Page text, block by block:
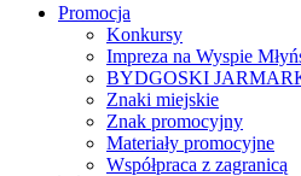
Promocja
Konkursy
Impreza na Wyspie
BYDGOSKI
Znaki miejskie
Znak promocyjny
Materiały promocyjne
Współpraca z zagranicą